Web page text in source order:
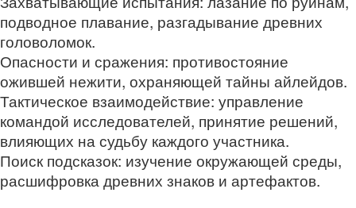
подводное плавание, разгадывание древних
головоломок.
Опасности и сражения: противостояние
ожившей нежити, охраняющей тайны айлейдов.
Тактическое взаимодействие: управление
командой исследователей, принятие решений,
влияющих на судьбу каждого участника.
Поиск подсказок: изучение окружающей среды,
расшифровка древних знаков и артефактов.